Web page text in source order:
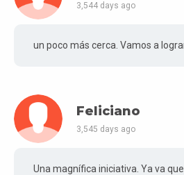
3,544 days ago
un poco más cerca. Vamos a
Feliciano
3,545 days ago
Una magnífica iniciativa. Ya va